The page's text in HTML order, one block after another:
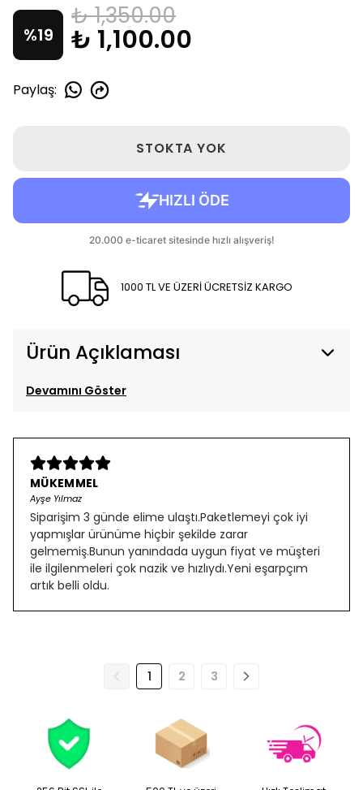
%19
₺ 1,350.00
₺ 1,100.00
Paylaş:
STOKTA YOK
1000 TL VE ÜZERİ ÜCRETSİZ KARGO
Ürün Açıklaması
Devamını Göster
MÜKEMMEL
Ayşe Yılmaz
Siparişim 3 günde elime ulaştı.Paketlemeyi çok iyi
yapmışlar ürünüme hiçbir şekilde zarar
gelmemiş.Bunun yanındada uygun fiyat ve müşteri
ile ilgilenmeleri çok nazik ve hızlıydı.Yeni eşarpçım
artık belli oldu.
1 2 3